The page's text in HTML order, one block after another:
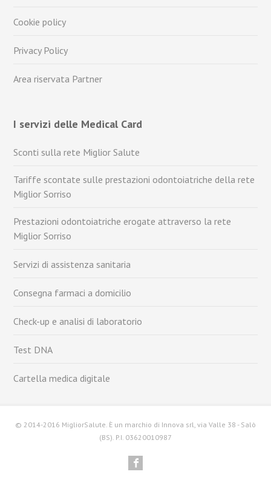
Cookie policy
Privacy Policy
Area riservata Partner
I servizi delle Medical Card
Sconti sulla rete Miglior Salute
Tariffe scontate sulle prestazioni odontoiatriche della rete
Miglior Sorriso
Prestazioni odontoiatriche erogate attraverso la rete
Miglior Sorriso
Servizi di assistenza sanitaria
Consegna farmaci a domicilio
Check-up e analisi di laboratorio
Test DNA
Cartella medica digitale
© 2014-2016 MigliorSalute. È un marchio di Innova srl, via Valle 38 - Salò
(BS). P.I. 03620010987